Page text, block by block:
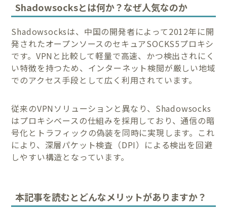
Shadowsocksとは何か？なぜ人気なのか
Shadowsocksは、中国の開発者によって2012年に開
発されたオープンソースのセキュアSOCKS5プロキシ
です。VPNと比較して軽量で高速、かつ検出されにく
い特徴を持つため、インターネット検閲が厳しい地域
でのアクセス手段として広く利用されています。
従来のVPNソリューションと異なり、Shadowsocks
はプロキシベースの仕組みを採用しており、通信の暗
号化とトラフィックの偽装を同時に実現します。これ
により、深層パケット検査（DPI）による検出を回避
しやすい構造となっています。
本記事を読むとどんなメリットがありますか？